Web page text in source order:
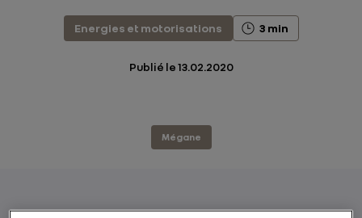
Energies et motorisations 3 min
Publié le13.02.2020
Mégane